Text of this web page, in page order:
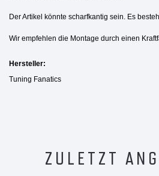
Der Artikel könnte scharfkantig sein. Es
Wir empfehlen die Montage durch einen
Hersteller:
Tuning Fanatics
ZULETZT